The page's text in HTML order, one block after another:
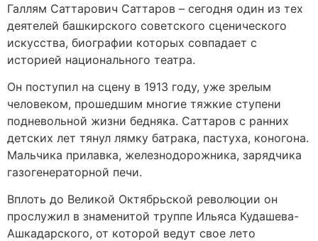
Галлям Саттарович Саттаров – сегодня один из тех
деятелей башкирского советского сценического
искусства, биографии которых совпадает с
историей национального театра.
Он поступил на сцену в 1913 году, уже зрелым
человеком, прошедшим многие тяжкие ступени
подневольной жизни бедняка. Саттаров с ранних
детских лет тянул лямку батрака, пастуха, коногона.
Мальчика прилавка, железнодорожника, зарядчика
газогенераторной печи.
Вплоть до Великой Октябрьской революции он
прослужил в знаменитой труппе Ильяса Кудашева-
Ашкадарского, от которой ведут свое лето